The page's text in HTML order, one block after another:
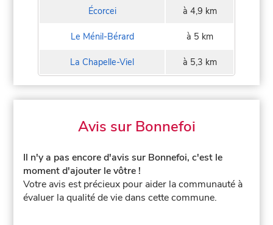
Écorcei à 4,9 km
Le Ménil-Bérard à 5 km
La Chapelle-Viel à 5,3 km
Avis sur Bonnefoi
Il n'y a pas encore d'avis sur Bonnefoi, c'est le
moment d'ajouter le vôtre !
Votre avis est précieux pour aider la communauté à
évaluer la qualité de vie dans cette commune.